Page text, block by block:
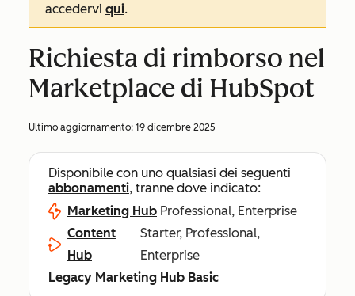
accedervi qui.
Richiesta di rimborso nel
Marketplace di HubSpot
Ultimo aggiornamento: 19 dicembre 2025
Disponibile con uno qualsiasi dei seguenti
abbonamenti, tranne dove indicato:
Marketing Hub Professional, Enterprise
Content
Hub
Starter, Professional,
Enterprise
Legacy Marketing Hub Basic